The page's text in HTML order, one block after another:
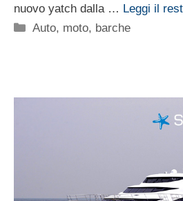
nuovo yatch dalla … Leggi il
Categorie
Auto, moto, barche